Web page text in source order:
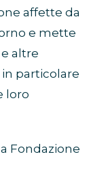
affette da
e mette
altre
particolare
loro
Fondazione